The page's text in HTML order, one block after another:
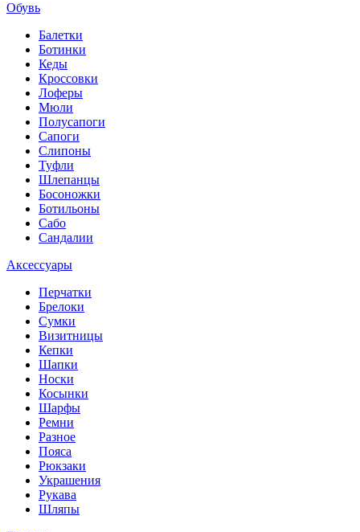
Обувь
Балетки
Ботинки
Кеды
Кроссовки
Лоферы
Мюли
Полусапоги
Сапоги
Слипоны
Туфли
Шлепанцы
Босоножки
Ботильоны
Сабо
Сандалии
Аксессуары
Перчатки
Брелоки
Сумки
Визитницы
Кепки
Шапки
Носки
Косынки
Шарфы
Ремни
Разное
Пояса
Рюкзаки
Украшения
Рукава
Шляпы